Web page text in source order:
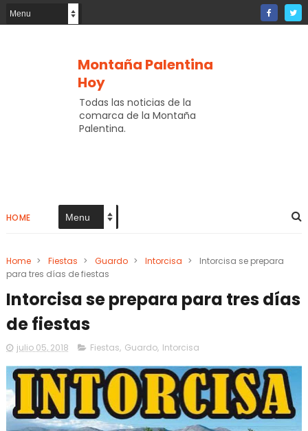
Montaña Palentina
Hoy
Todas las noticias de la
comarca de la Montaña
Palentina.
HOME
Home > Fiestas > Guardo > Intorcisa >
Intorcisa se prepara
para tres días de fiestas
Intorcisa se prepara para tres días
de fiestas
julio 05, 2018 Fiestas, Guardo, Intorcisa